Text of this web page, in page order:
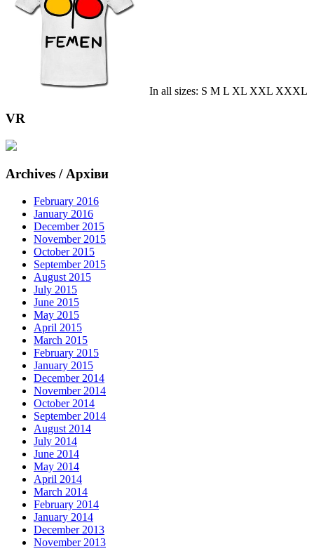
In all sizes: S M L XL XXL XXXL
VR
Archives / Архіви
February 2016
January 2016
December 2015
November 2015
October 2015
September 2015
August 2015
July 2015
June 2015
May 2015
April 2015
March 2015
February 2015
January 2015
December 2014
November 2014
October 2014
September 2014
August 2014
July 2014
June 2014
May 2014
April 2014
March 2014
February 2014
January 2014
December 2013
November 2013